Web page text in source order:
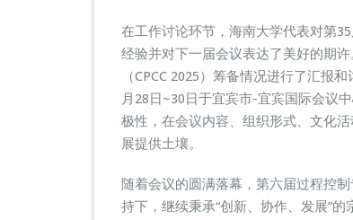
在工作讨论环节，海南大学代表对第
经验并对下一届会议表达了美好的期
（CPCC 2025）筹备情况进行了汇报
月28日~30日于宜宾市-宜宾国际会议
极性，在会议内容、组织形式、文化
展提供土壤。
随着会议的圆满落幕，第六届过程控
持下，继续秉承“创新、协作、发展”